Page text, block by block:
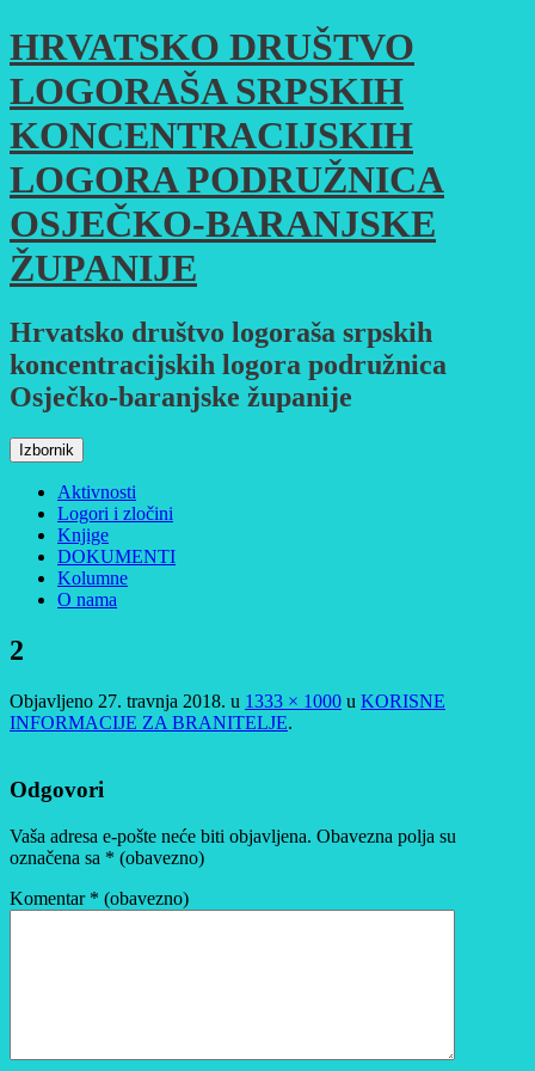
Skoči
do
sadržaja
HRVATSKO DRUŠTVO
LOGORAŠA SRPSKIH
KONCENTRACIJSKIH
LOGORA PODRUŽNICA
OSJEČKO-BARANJSKE
ŽUPANIJE
Hrvatsko društvo logoraša srpskih
koncentracijskih logora podružnica
Osječko-baranjske županije
Izbornik
Aktivnosti
Logori i zločini
Knjige
DOKUMENTI
Kolumne
O nama
2
Objavljeno 27. travnja 2018. u 1333 × 1000 u KORISNE
INFORMACIJE ZA BRANITELJE.
Odgovori
Vaša adresa e-pošte neće biti objavljena. Obavezna polja su
označena sa * (obavezno)
Komentar * (obavezno)